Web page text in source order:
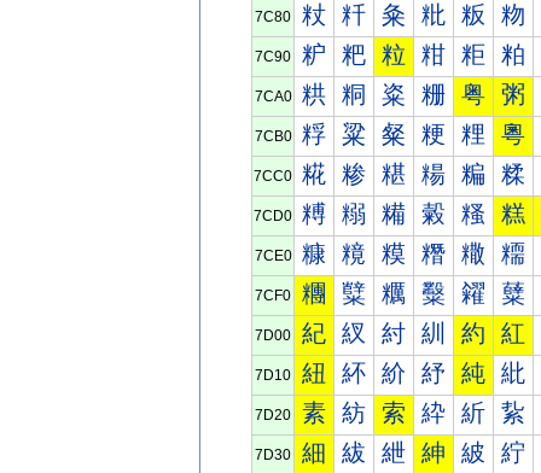
7C80 粀 粁 粂 粃 粄 粅
7C90 粐 粑 粒 粓 粔 粕
7CA0 粠 粡 粢 粣 粤 粥
7CB0 粰 粱 粲 粳 粴 粵
7CC0 糀 糁 糂 糃 糄 糅
7CD0 糐 糑 糒 糓 糔 糕
7CE0 糠 糡 糢 糣 糤 糥
7CF0 糰 糱 糲 糳 糴 糵
7D00 紀 紁 紂 紃 約 紅
7D10 紐 紑 紒 紓 純 紕
7D20 素 紡 索 紣 紤 紥
7D30 細 紱 紲 紳 紴 紵